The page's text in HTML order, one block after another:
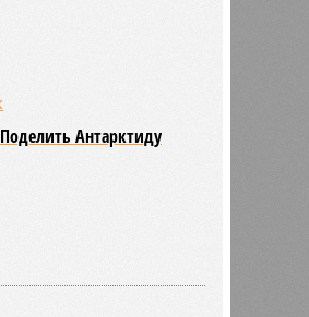
Поделить Антарктиду